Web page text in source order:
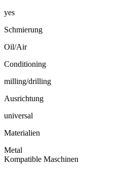
yes
Schmierung
Oil/Air
Conditioning
milling/drilling
Ausrichtung
universal
Materialien
Metal
Kompatible Maschinen